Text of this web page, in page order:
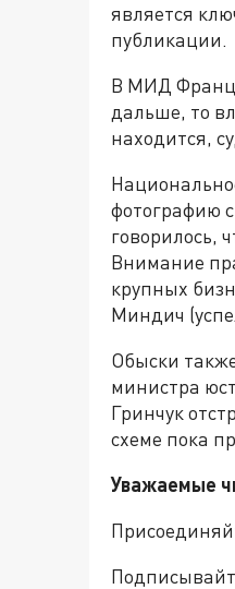
является
публикации.
В МИД
дальше, то
находится,
фотографию
говорилось,
Внимание
крупных
Миндич
Обыски
министра
Гринчук
схеме пока
Уважаемые